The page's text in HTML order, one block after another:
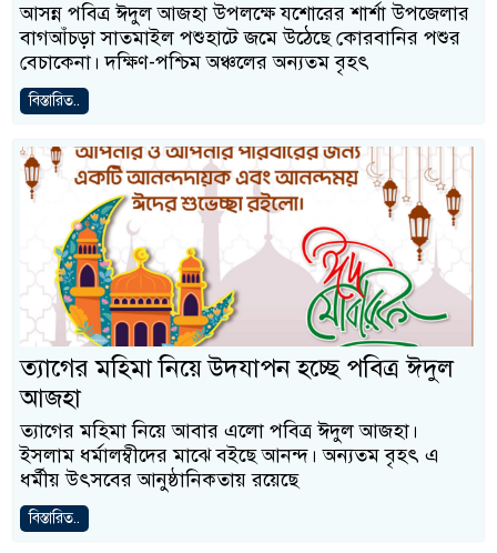
আসন্ন পবিত্র ঈদুল আজহা উপলক্ষে যশোরের শার্শা উপজেলার
বাগআঁচড়া সাতমাইল পশুহাটে জমে উঠেছে কোরবানির পশুর
বেচাকেনা। দক্ষিণ-পশ্চিম অঞ্চলের অন্যতম বৃহৎ
বিস্তারিত..
ত্যাগের মহিমা নিয়ে উদযাপন হচ্ছে পবিত্র ঈদুল
আজহা
ত্যাগের মহিমা নিয়ে আবার এলো পবিত্র ঈদুল আজহা।
ইসলাম ধর্মালম্বীদের মাঝে বইছে আনন্দ। অন্যতম বৃহৎ এ
ধর্মীয় উৎসবের আনুষ্ঠানিকতায় রয়েছে
বিস্তারিত..